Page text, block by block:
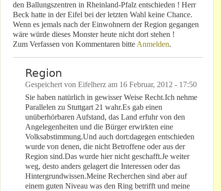
den Ballungszentren in Rheinland-Pfalz entschieden ! Herr
Beck hatte in der Eifel bei der letzten Wahl keine Chance.
Wenn es jemals nach der Einwohnern der Region gegangen
wäre würde dieses Monster heute nicht dort stehen !
Zum Verfassen von Kommentaren bitte Anmelden.
Region
Gespeichert von Eifelherz am 16 Februar, 2012 - 17:50
Sie haben natürlich in gewisser Weise Recht.Ich nehme
Parallelen zu Stuttgart 21 wahr.Es gab einen
unüberhörbaren Aufstand, das Land erfuhr von den
Angelegenheiten und die Bürger erwirkten eine
Volksabstimmung.Und auch dort:dagegen entschieden
wurde von denen, die nicht Betroffene oder aus der
Region sind.Das wurde hier nicht geschafft.Je weiter
weg, desto anders gelagert die Interessen oder das
Hintergrundwissen.Meine Recherchen sind aber auf
einem guten Niveau was den Ring betrifft und meine